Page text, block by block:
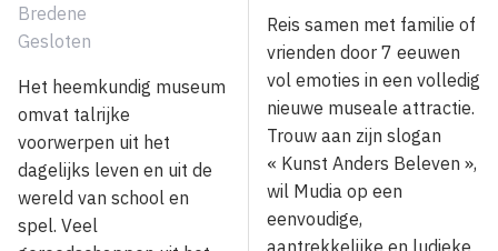
Bredene
Gesloten
Het heemkundig museum
omvat talrijke
voorwerpen uit het
dagelijks leven en uit de
wereld van school en
spel. Veel
Reis samen met familie of
vrienden door 7 eeuwen
vol emoties in een volledig
nieuwe museale attractie.
Trouw aan zijn slogan
« Kunst Anders Beleven »,
wil Mudia op een
eenvoudige,